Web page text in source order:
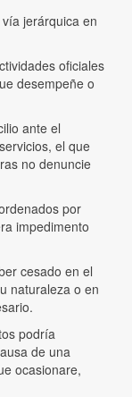
jerárquica en
oficiales
desempeñe o
ante el
el que
no denuncie
por
impedimento
cesado en el
naturaleza o en
podría
de una
ocasionare,